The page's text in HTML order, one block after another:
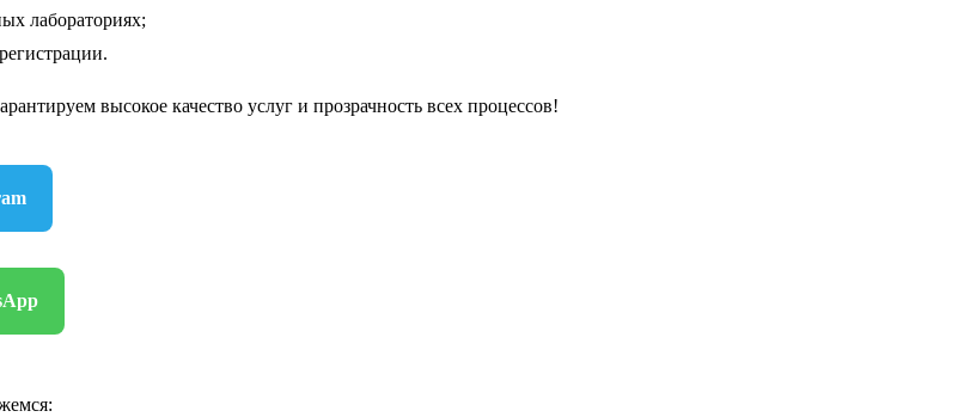
лабораториях;
высокое качество услуг и прозрачность всех процессов!